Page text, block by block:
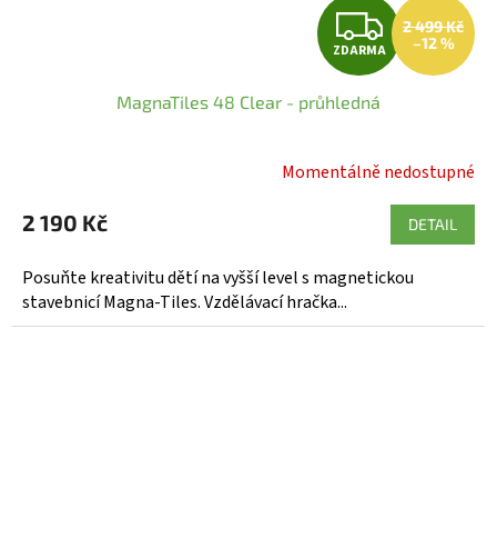
Z
D
R
M
A
ZDARMA
2 499 Kč
–12 %
MagnaTiles 48 Clear - průhledná
produktu
5,0
z
5
Momentálně nedostupné
2 190 Kč DETAIL
Posuňte kreativitu dětí na vyšší level s magnetickou
stavebnicí Magna-Tiles. Vzdělávací hračka...